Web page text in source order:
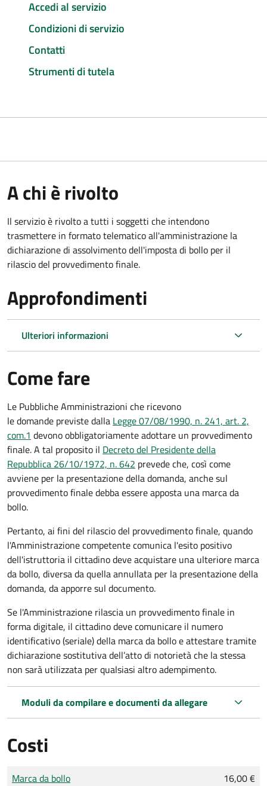
Accedi al servizio
Condizioni di servizio
Contatti
Strumenti di tutela
A chi è rivolto
Il servizio è rivolto a tutti i soggetti che intendono
trasmettere in formato telematico all'amministrazione la
dichiarazione di assolvimento dell'imposta di bollo per il
rilascio del provvedimento finale.
Approfondimenti
Ulteriori informazioni
Come fare
Le Pubbliche Amministrazioni che ricevono
le domande previste dalla Legge 07/08/1990, n. 241, art. 2,
com.1 devono obbligatoriamente adottare un provvedimento
finale. A tal proposito il Decreto del Presidente della
Repubblica 26/10/1972, n. 642 prevede che, così come
avviene per la presentazione della domanda, anche sul
provvedimento finale debba essere apposta una marca da
bollo.
Pertanto, ai fini del rilascio del provvedimento finale, quando
l'Amministrazione competente comunica l'esito positivo
dell'istruttoria il cittadino deve acquistare una ulteriore marca
da bollo, diversa da quella annullata per la presentazione della
domanda, da apporre sul documento.
Se l'Amministrazione rilascia un provvedimento finale in
forma digitale, il cittadino devecomunicare il numero
identificativo (seriale) della marca da bollo e attestare tramite
dichiarazione sostitutiva dell’atto di notorietà che la stessa
non sarà utilizzata per qualsiasi altro adempimento.
Moduli da compilare e documenti da allegare
Costi
Tipo di pagamento
Importo
Marca da bollo 16,00 €